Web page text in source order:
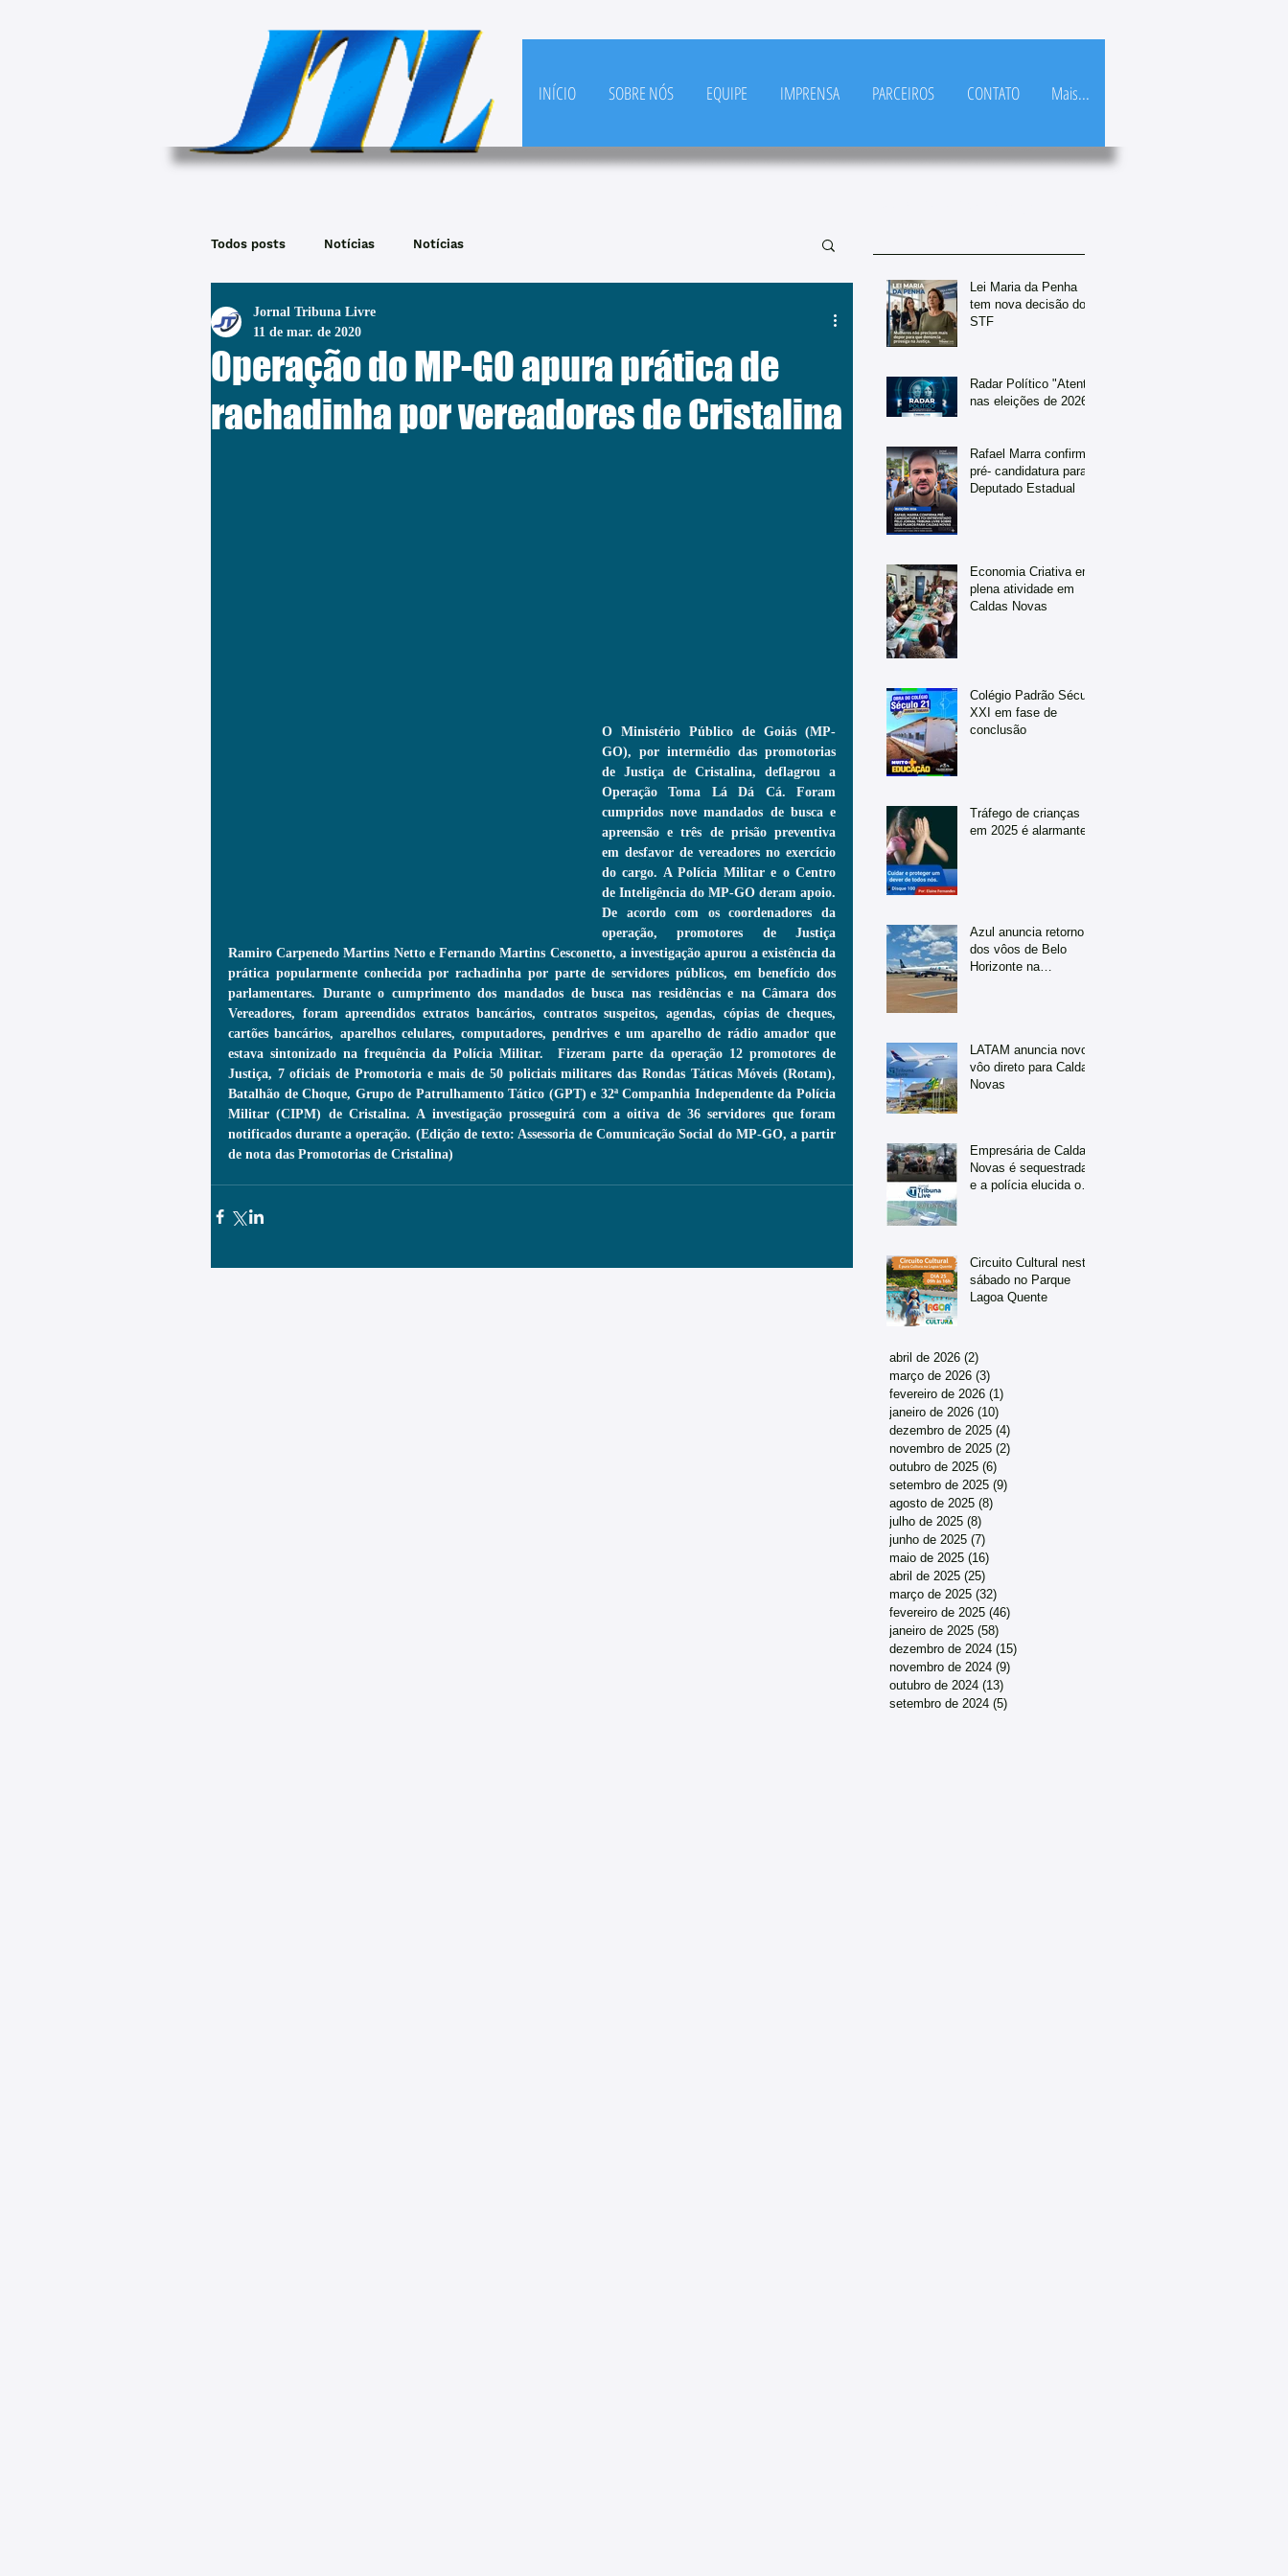
INÍCIO SOBRE NÓS EQUIPE IMPRENSA PARCEIROS CONTATO Mais...
Todos posts Notícias Notícias
Operação do MP-GO apura prática de
rachadinha por vereadores de Cristalina
Jornal Tribuna Livre
11 de mar. de 2020
O Ministério Público de Goiás (MP-
GO), por intermédio das promotorias
de Justiça de Cristalina, deflagrou a
Operação Toma Lá Dá Cá. Foram
cumpridos nove mandados de busca e
apreensão e três de prisão preventiva
em desfavor de vereadores no exercício
do cargo. A Polícia Militar e o Centro
de Inteligência do MP-GO deram apoio.
De acordo com os coordenadores da
operação, promotores de Justiça
Ramiro Carpenedo Martins Netto e Fernando Martins Cesconetto, a investigação apurou a existência da
prática popularmente conhecida por rachadinha por parte de servidores públicos, em benefício dos
parlamentares. Durante o cumprimento dos mandados de busca nas residências e na Câmara dos
Vereadores, foram apreendidos extratos bancários, contratos suspeitos, agendas, cópias de cheques,
cartões bancários, aparelhos celulares, computadores, pendrives e um aparelho de rádio amador que
estava sintonizado na frequência da Polícia Militar.  Fizeram parte da operação 12 promotores de
Justiça, 7 oficiais de Promotoria e mais de 50 policiais militares das Rondas Táticas Móveis (Rotam),
Batalhão de Choque, Grupo de Patrulhamento Tático (GPT) e 32ª Companhia Independente da Polícia
Militar (CIPM) de Cristalina. A investigação prosseguirá com a oitiva de 36 servidores que foram
notificados durante a operação. (Edição de texto: Assessoria de Comunicação Social do MP-GO, a partir
de nota das Promotorias de Cristalina)
Lei Maria da Penha
tem nova decisão do
STF
Radar Político "Atento
nas eleições de 2026"
Rafael Marra confirma
pré- candidatura para
Deputado Estadual
Economia Criativa em
plena atividade em
Caldas Novas
Colégio Padrão Século
XXI em fase de
conclusão
Tráfego de crianças
em 2025 é alarmante
Azul anuncia retorno
dos vôos de Belo
Horizonte na
LATAM anuncia novo
vôo direto para Caldas
Novas
Empresária de Caldas
Novas é sequestrada
e a polícia elucida o
Circuito Cultural neste
sábado no Parque
Lagoa Quente
abril de 2026 (2)
março de 2026 (3)
fevereiro de 2026 (1)
janeiro de 2026 (10)
dezembro de 2025 (4)
novembro de 2025 (2)
outubro de 2025 (6)
setembro de 2025 (9)
agosto de 2025 (8)
julho de 2025 (8)
junho de 2025 (7)
maio de 2025 (16)
abril de 2025 (25)
março de 2025 (32)
fevereiro de 2025 (46)
janeiro de 2025 (58)
dezembro de 2024 (15)
novembro de 2024 (9)
outubro de 2024 (13)
setembro de 2024 (5)